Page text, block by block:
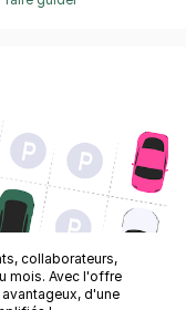
collaborateurs,
mois. Avec l'offre
d'une